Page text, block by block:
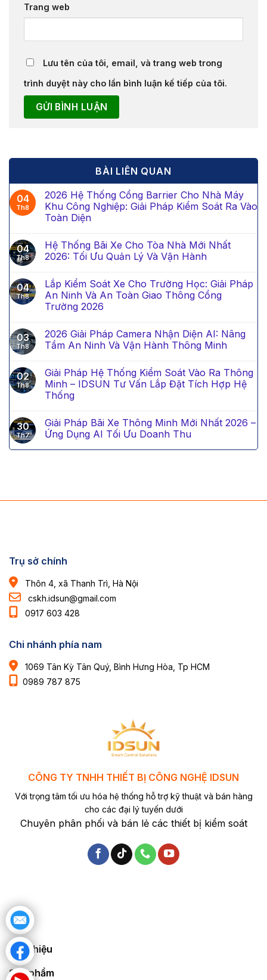
Trang web
Lưu tên của tôi, email, và trang web trong
trình duyệt này cho lần bình luận kế tiếp của tôi.
BÀI LIÊN QUAN
04
Th8
2026 Hệ Thống Cổng Barrier Cho Nhà Máy
Khu Công Nghiệp: Giải Pháp Kiểm Soát Ra Vào
Toàn Diện
04
Th8
Hệ Thống Bãi Xe Cho Tòa Nhà Mới Nhất
2026: Tối Ưu Quản Lý Và Vận Hành
04
Th8
Lắp Kiểm Soát Xe Cho Trường Học: Giải Pháp
An Ninh Và An Toàn Giao Thông Cổng
Trường 2026
03
Th8
2026 Giải Pháp Camera Nhận Diện AI: Nâng
Tầm An Ninh Và Vận Hành Thông Minh
02
Th8
Giải Pháp Hệ Thống Kiểm Soát Vào Ra Thông
Minh – IDSUN Tư Vấn Lắp Đặt Tích Hợp Hệ
Thống
30
Th7
Giải Pháp Bãi Xe Thông Minh Mới Nhất 2026 –
Ứng Dụng AI Tối Ưu Doanh Thu
Trụ sở chính
Thôn 4, xã Thanh Trì, Hà Nội
cskh.idsun@gmail.com
0917 603 428
Chi nhánh phía nam
1069 Tân Kỳ Tân Quý, Bình Hưng Hòa, Tp HCM
0989 787 875
CÔNG TY TNHH THIẾT BỊ CÔNG NGHỆ IDSUN
Với trọng tâm tối ưu hóa hệ thống hỗ trợ kỹ thuật và bán hàng
cho các đại lý tuyến dưới
Chuyên phân phối và bán lẻ các thiết bị kiểm soát
Giới thiệu
Sản phẩm